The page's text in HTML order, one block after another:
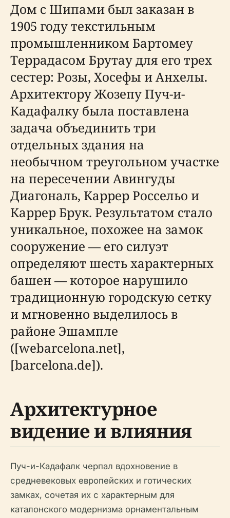
Дом с Шипами был заказан в
1905 году текстильным
промышленником Бартомеу
Террадасом Брутау для его трех
сестер: Розы, Хосефы и Анхелы.
Архитектору Жозепу Пуч-и-
Кадафалку была поставлена
задача объединить три
отдельных здания на
необычном треугольном участке
на пересечении Авингуды
Диагональ, Каррер Россельо и
Каррер Брук. Результатом стало
уникальное, похожее на замок
сооружение — его силуэт
определяют шесть характерных
башен — которое нарушило
традиционную городскую сетку
и мгновенно выделилось в
районе Эшампле
([webarcelona.net],
[barcelona.de]).
Архитектурное
видение и влияния
Пуч-и-Кадафалк черпал вдохновение в
средневековых европейских и готических
замках, сочетая их с характерным для
каталонского модернизма орнаментальным